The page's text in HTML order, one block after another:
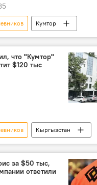
Кумтор
Болтурук
что "Кумтор"
$120 тыс
Кыргызстан
Кумтор
депутат
за $50 тыс,
ответили